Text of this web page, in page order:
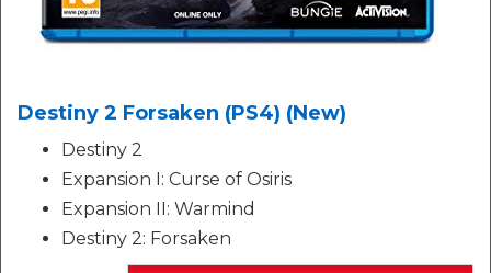
Destiny 2 Forsaken (PS4) (New)
Destiny 2
Expansion I: Curse of Osiris
Expansion II: Warmind
Destiny 2: Forsaken